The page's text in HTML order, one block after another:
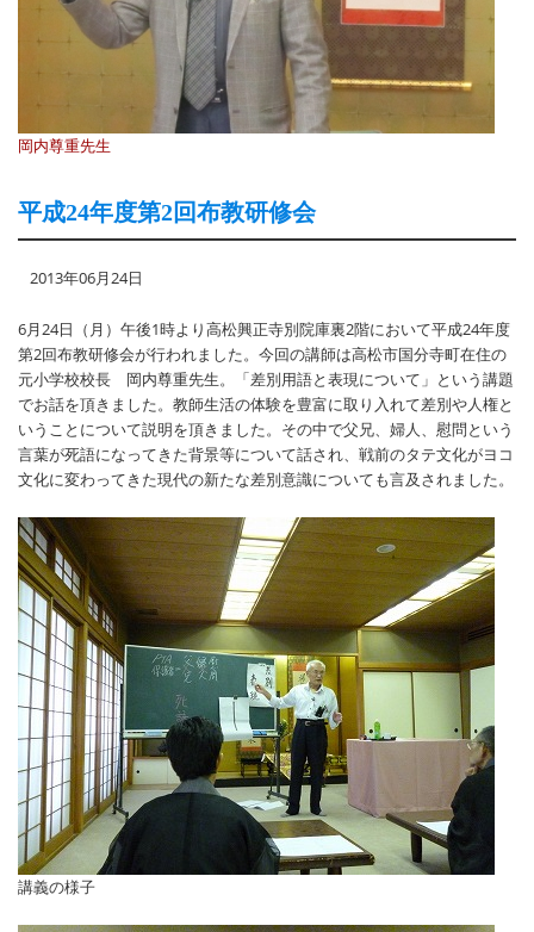
岡内尊重先生
平成24年度第2回布教研修会
2013年06月24日
6月24日（月）午後1時より高松興正寺別院庫裏2階において平成24年度
第2回布教研修会が行われました。今回の講師は高松市国分寺町在住の
元小学校校長 岡内尊重先生。「差別用語と表現について」という講題
でお話を頂きました。教師生活の体験を豊富に取り入れて差別や人権と
いうことについて説明を頂きました。その中で父兄、婦人、慰問という
言葉が死語になってきた背景等について話され、戦前のタテ文化がヨコ
文化に変わってきた現代の新たな差別意識についても言及されました。
講義の様子